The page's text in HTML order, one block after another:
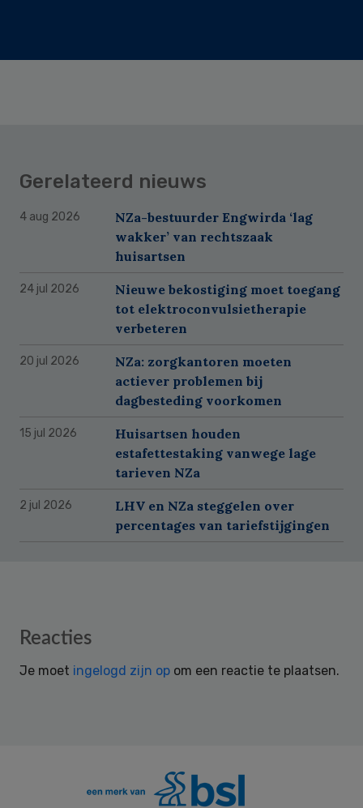
Gerelateerd nieuws
4 aug 2026
NZa-bestuurder Engwirda ‘lag
wakker’ van rechtszaak
huisartsen
24 jul 2026
Nieuwe bekostiging moet toegang
tot elektroconvulsietherapie
verbeteren
20 jul 2026
NZa: zorgkantoren moeten
actiever problemen bij
dagbesteding voorkomen
15 jul 2026
Huisartsen houden
estafettestaking vanwege lage
tarieven NZa
2 jul 2026
LHV en NZa steggelen over
percentages van tariefstijgingen
Reader
Reacties
Je moet ingelogd zijn op om een reactie te plaatsen.